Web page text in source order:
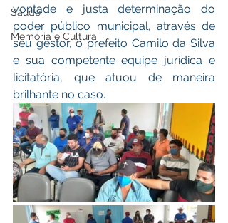
Saúde
Memória e Cultura
vontade e justa determinação do
poder público municipal, através de
seu gestor, o prefeito Camilo da Silva
e sua competente equipe jurídica e
licitatória, que atuou de maneira
brilhante no caso.